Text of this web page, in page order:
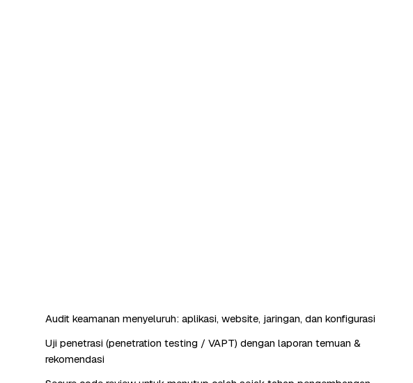
Audit keamanan menyeluruh: aplikasi, website, jaringan, dan konfigurasi
Uji penetrasi (penetration testing / VAPT) dengan laporan temuan &
rekomendasi